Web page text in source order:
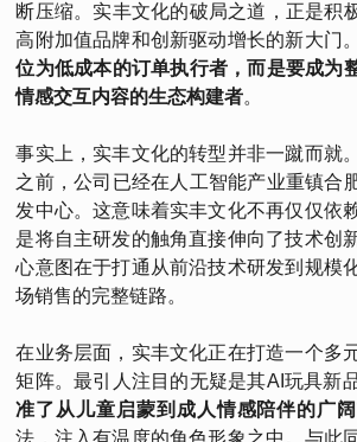
断压缩。实丰文化的破局之道，正是积
高附加值品牌和创新驱动增长的新大门
位为低成本的订单执行者，而是要成为
情感交互内容的生态构建者。
事实上，实丰文化的转型并非一蹴而就
之前，公司已经在人工智能产业重镇合
发中心。这意味着实丰文化不再仅仅依
是将自主研发的触角直接伸向了技术创
心意图在于打通从前沿技术研发到规模
场销售的完整链路。
在业务层面，实丰文化正在打造一个多
矩阵。最引人注目的无疑是其AI玩具新
准了从儿童启蒙到成人情感陪伴的广